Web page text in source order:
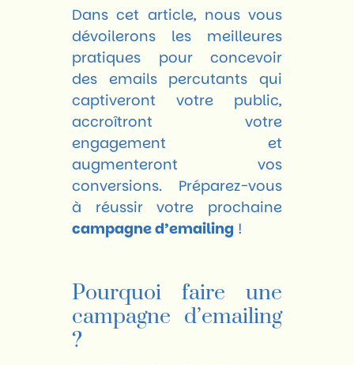
Dans cet article, nous vous
dévoilerons les meilleures
pratiques pour concevoir
des emails percutants qui
captiveront votre public,
accroîtront votre
engagement et
augmenteront vos
conversions. Préparez-vous
à réussir votre prochaine
campagne d’emailing !
Pourquoi faire une
campagne d’emailing
?